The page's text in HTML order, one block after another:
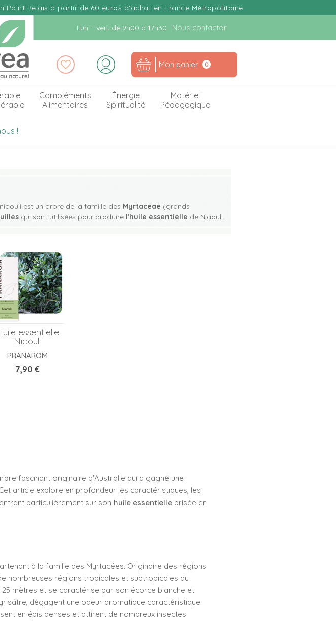
Point Relais à partir de 60 euros d'achat en France Métropolitaine
Lun. - ven. de 9h00 à 17h30 Nous contacter
Mon panier 0
Compléments
Alimentaires
Énergie
Spiritualité
Matériel
Pédagogique
!
est un arbre de la famille des Myrtaceae (grands
qui sont utilisées pour produire l'huile essentielle de Niaouli.
essentielle
Niaouli
PRANAROM
Prix
7,90 €
fascinant originaire d'Australie qui a gagné une
article explore en profondeur les caractéristiques, les
particulièrement sur son huile essentielle prisée en
à la famille des Myrtacées. Originaire des régions
nombreuses régions tropicales et subtropicales du
mètres et se caractérise par son écorce blanche et
dégagent une odeur aromatique caractéristique
en épis denses et attirent de nombreux insectes